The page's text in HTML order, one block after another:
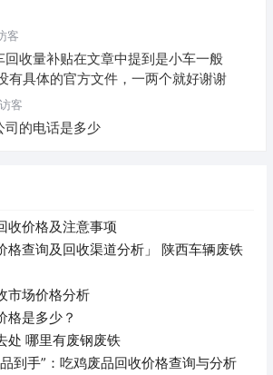
客
回收量补贴在文章中提到是小车一般
有具体的官方文件，一两个就好谢谢
访客
司的电话是多少
收价格及注意事项
格查询及回收渠道分析」 陕西车辆废铁
市场价格分析
格是多少？
处 哪里有废钢废铁
到手”：吃鸡废品回收价格查询与分析